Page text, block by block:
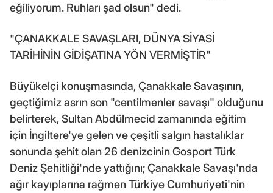
eğiliyorum. Ruhları şad olsun" dedi.
"ÇANAKKALE SAVAŞLARI, DÜNYA SİYASİ
TARİHİNİN GİDİŞATINA YÖN VERMİŞTİR"
Büyükelçi konuşmasında, Çanakkale Savaşının,
geçtiğimiz asrın son "centilmenler savaşı" olduğunu
belirterek, Sultan Abdülmecid zamanında eğitim
için İngiltere'ye gelen ve çeşitli salgın hastalıklar
sonunda şehit olan 26 denizcinin Gosport Türk
Deniz Şehitliği'nde yattığını; Çanakkale Savaşı'nda
ağır kayıplarına rağmen Türkiye Cumhuriyeti'nin